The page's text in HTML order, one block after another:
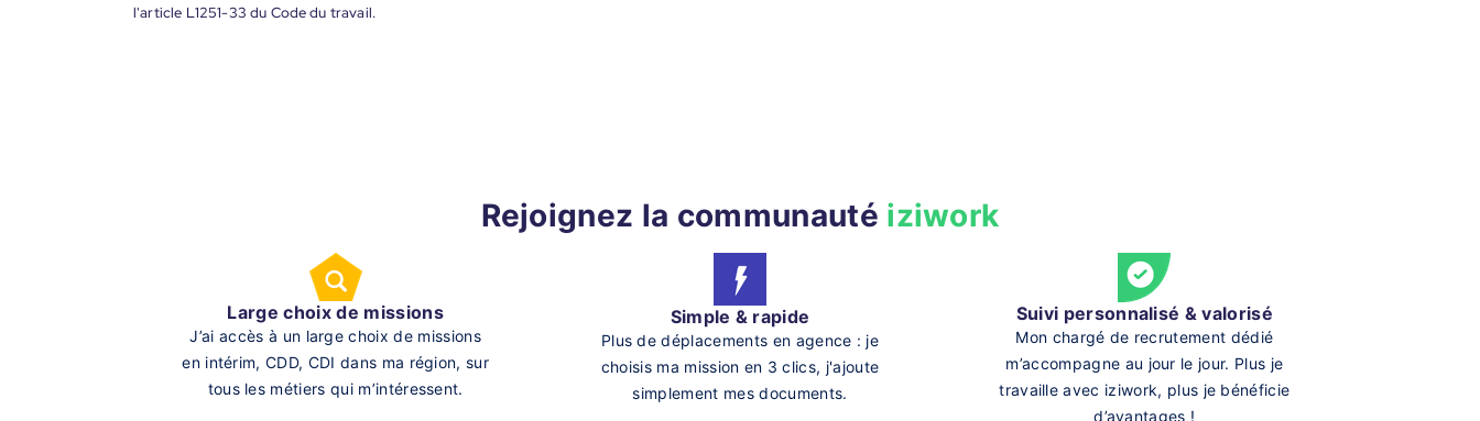
l'article L1251-33 du Code du travail.
Rejoignez la communauté iziwork
Large choix de missions
J’ai accès à un large choix de missions
en intérim, CDD, CDI dans ma région, sur
tous les métiers qui m’intéressent.
Simple & rapide
Plus de déplacements en agence : je
choisis ma mission en 3 clics, j'ajoute
simplement mes documents.
Suivi personnalisé & valorisé
Mon chargé de recrutement dédié
m’accompagne au jour le jour. Plus je
travaille avec iziwork, plus je bénéficie
d’avantages !